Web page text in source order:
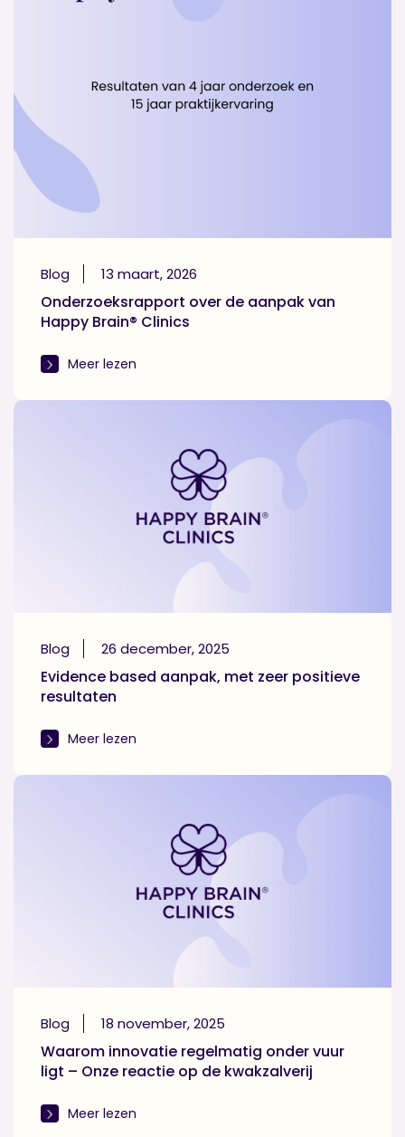
Blog 13 maart, 2026
Onderzoeksrapport over de aanpak van
Happy Brain® Clinics
Meer lezen
Blog 26 december, 2025
Evidence based aanpak, met zeer positieve
resultaten
Meer lezen
Blog 18 november, 2025
Waarom innovatie regelmatig onder vuur
ligt – Onze reactie op de kwakzalverij
Meer lezen
Download gratis het
nieuwe boek ‘Sneller
herstel van psychisch
verzuim’
Naam
E-mailadres
Ik ga akkoord met deprivacyverklaring